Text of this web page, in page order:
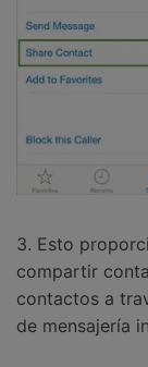
3. Esto
compartir
contactos a
de mensajería